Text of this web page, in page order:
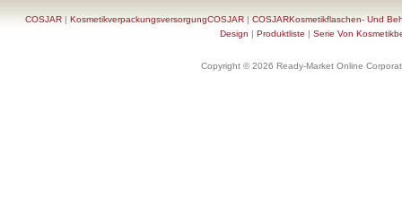
COSJAR |KosmetikverpackungsversorgungCOSJAR |COSJARKosmetikflaschen- Und
Design | Produktliste | Serie Von
Copyright © 2026 Ready-Market Online